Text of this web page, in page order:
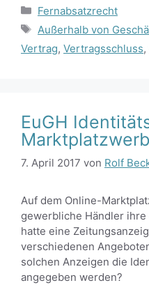
Kategorien
Fernabsatzrecht
Schlagwörter
Außerhalb von
Vertrag, Vertragsschluss,
EuGH
7. April 2017 von Rolf
Auf dem Online-
gewerbliche Händler ihre
hatte eine
verschiedenen
solchen Anzeigen die
angegeben werden?